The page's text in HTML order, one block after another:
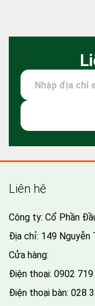
Liên hệ
Công ty: Cổ Phần
Địa chỉ: 149 Nguyễn
Cửa hàng:
Điện thoại: 0902
Điện thoại bàn: 028